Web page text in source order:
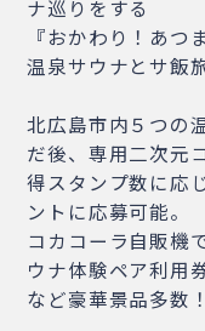
ナ巡りをする
『おかわり！あつ
温泉サウナとサ飯
北広島市内５つの
だ後、専用二次元
得スタンプ数に応
ントに応募可能。
コカコーラ自販機
ウナ体験ペア利用
など豪華景品多数！